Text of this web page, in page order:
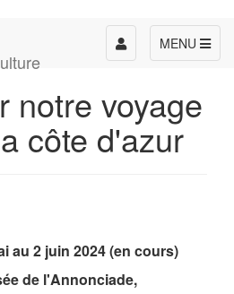
MENU
Toggle
navigation
notre voyage
côte d'azur
au 2 juin 2024 (en cours)
de l'Annonciade,